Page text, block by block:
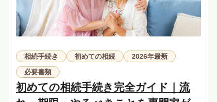
相続手続き 初めての相続
2026年最新
必要書類
初めての相続手続き完全ガイド｜流